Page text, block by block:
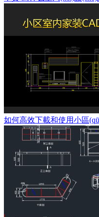
如何高效下載和使用小區